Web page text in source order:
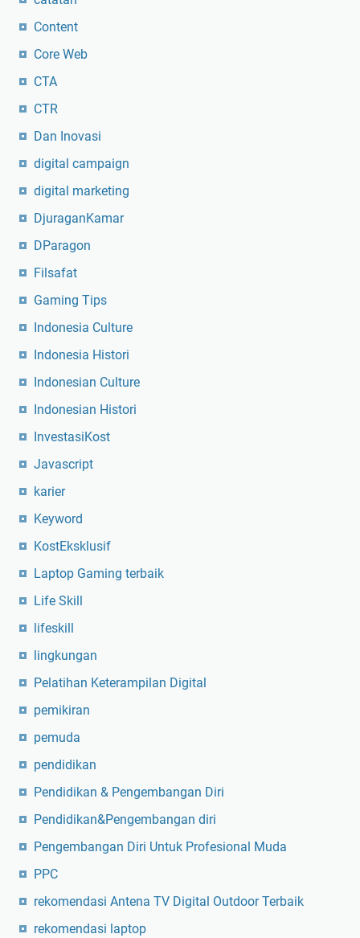
Content
Core Web
CTA
CTR
Dan Inovasi
digital campaign
digital marketing
DjuraganKamar
DParagon
Filsafat
Gaming Tips
Indonesia Culture
Indonesia Histori
Indonesian Culture
Indonesian Histori
InvestasiKost
Javascript
karier
Keyword
KostEksklusif
Laptop Gaming terbaik
Life Skill
lifeskill
lingkungan
Pelatihan Keterampilan Digital
pemikiran
pemuda
pendidikan
Pendidikan & Pengembangan Diri
Pendidikan&Pengembangan diri
Pengembangan Diri Untuk Profesional Muda
PPC
rekomendasi Antena TV Digital Outdoor Terbaik
rekomendasi laptop